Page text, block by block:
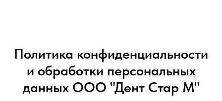
Политика конфиденциальности
и обработки персональных
данных ООО "Дент Стар М"